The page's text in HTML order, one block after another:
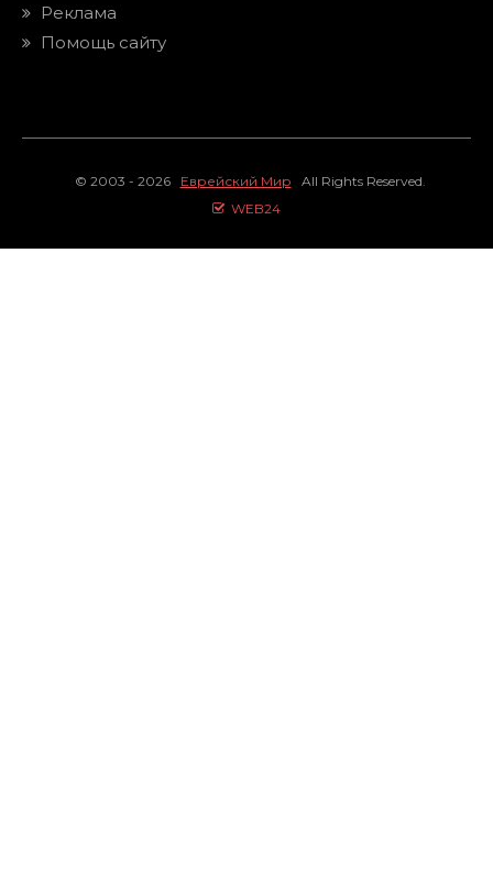
Реклама
Помощь сайту
© 2003 - 2026 Еврейский Мир All Rights Reserved.
WEB24